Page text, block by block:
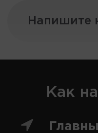
Напишите
Как